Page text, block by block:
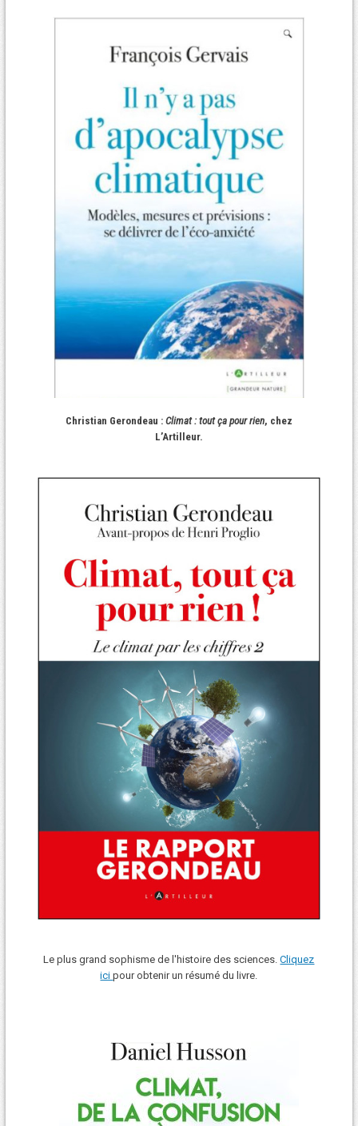
Christian Gerondeau : Climat : tout ça pour rien, chez
L’Artilleur.
Le plus grand sophisme de l'histoire des sciences.Cliquez
icipour obtenir un résumé du livre.